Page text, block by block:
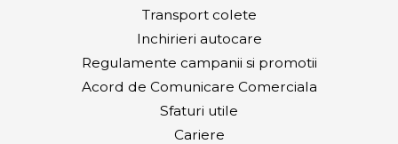
Transport colete
Inchirieri autocare
Regulamente campanii si promotii
Acord de Comunicare Comerciala
Sfaturi utile
Cariere